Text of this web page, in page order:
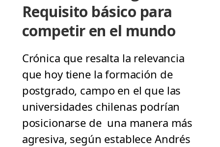
Requisito básico para
competir en el mundo
Crónica que resalta la relevancia
que hoy tiene la formación de
postgrado, campo en el que las
universidades chilenas podrían
posicionarse de una manera más
agresiva, según establece Andrés